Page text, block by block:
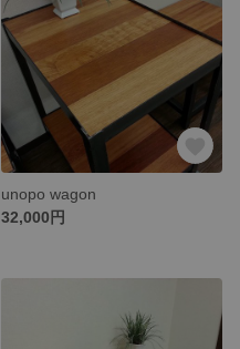
unopo wagon
32,000円